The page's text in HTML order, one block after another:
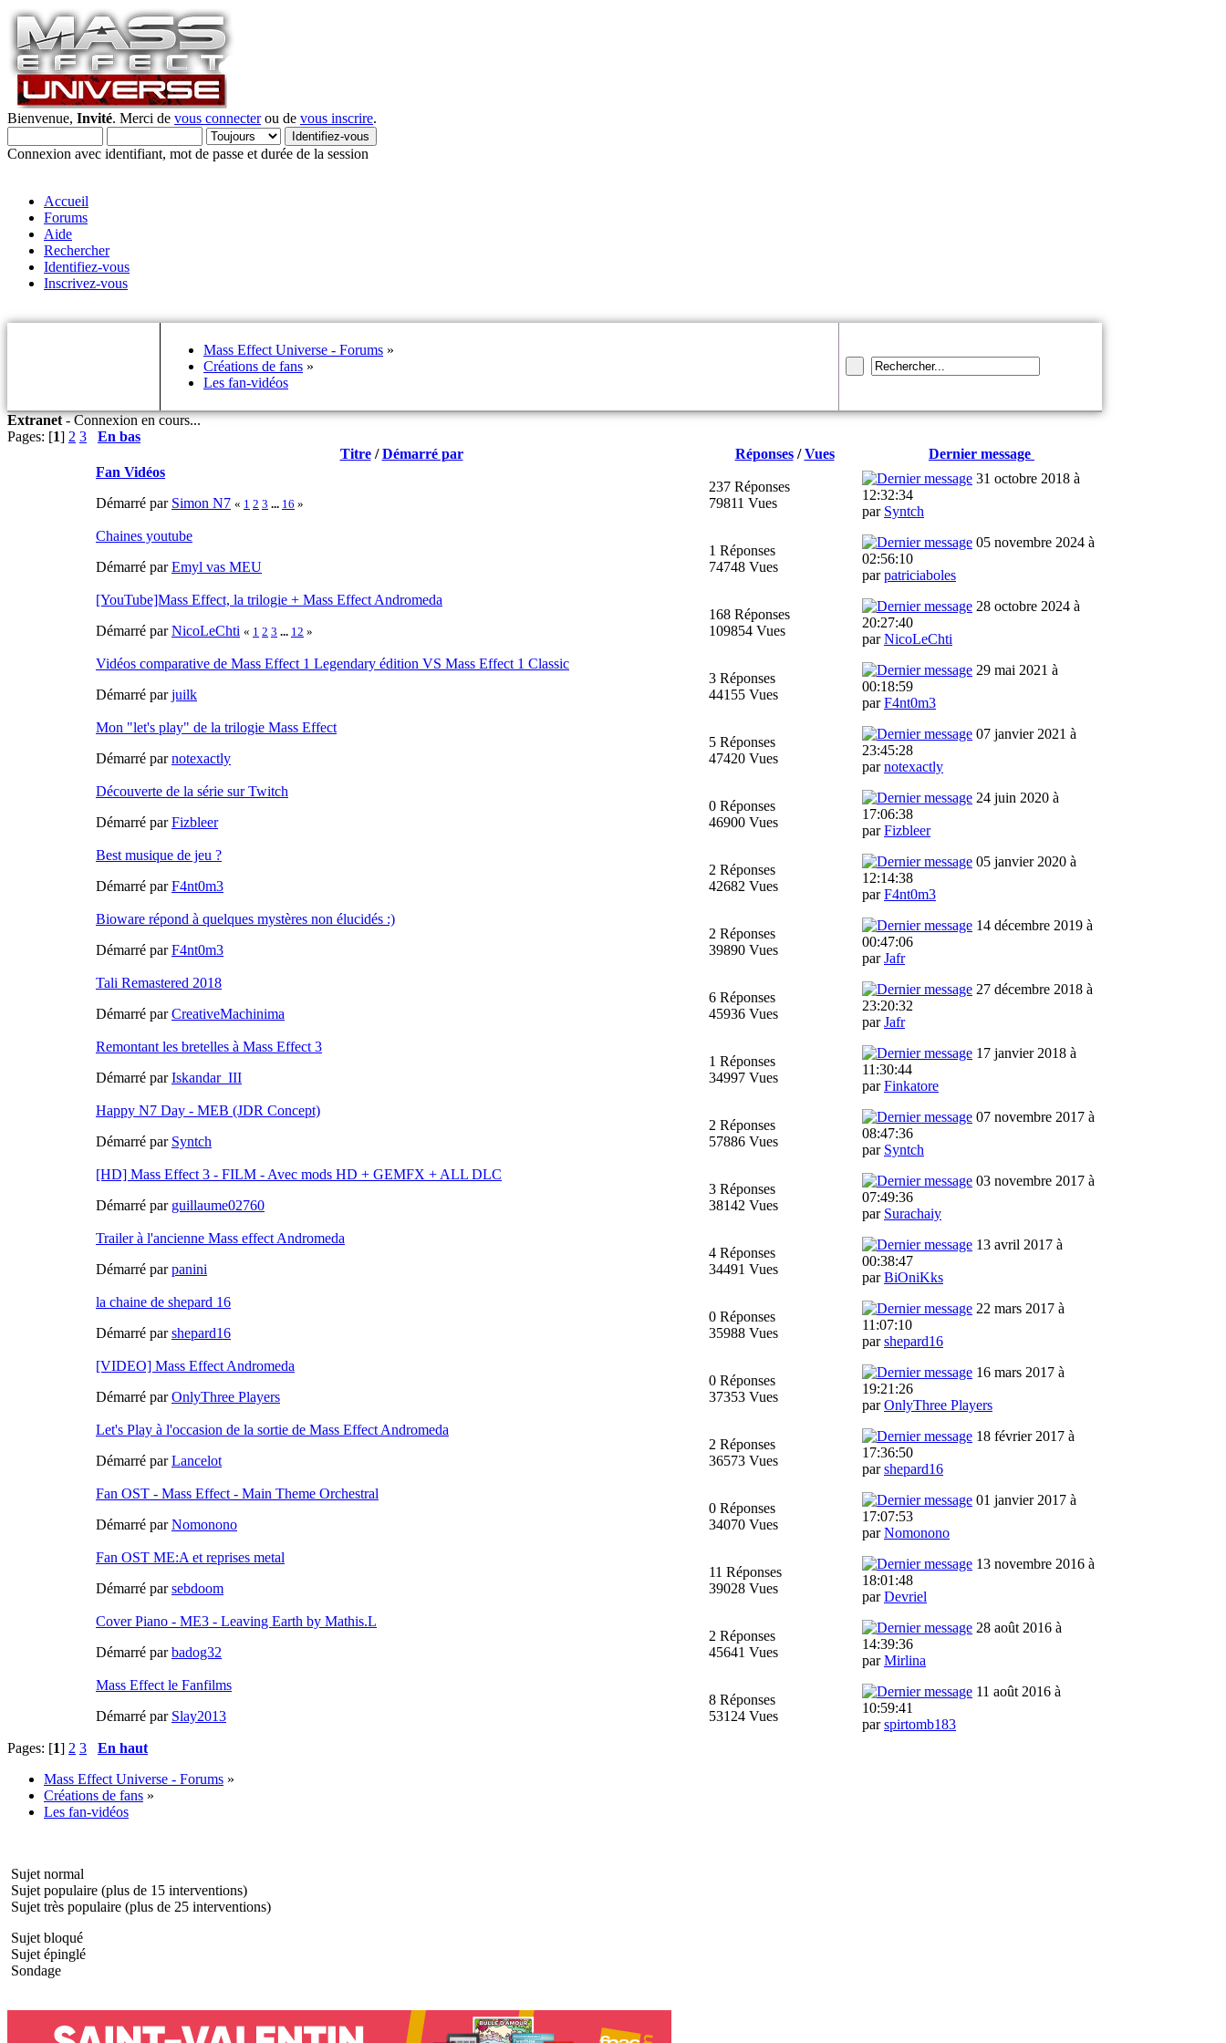
Bienvenue, Invité. Merci de vous connecterou de vous inscrire.
Connexion avec identifiant, mot de passe et durée de la session
Accueil
Forums
Aide
Rechercher
Identifiez-vous
Inscrivez-vous
Mass Effect Universe - Forums »
Créations de fans »
Les fan-vidéos
Extranet-Connexion en cours...
Pages: [1] 2 3
En bas
Titre/Démarré par Réponses/Vues
Dernier message
Fan Vidéos
Démarré par Simon N7 « 1 2 3 ... 16 »
237 Réponses
79811 Vues
31 octobre 2018 à
12:32:34
par Syntch
Chaines youtube
Démarré parEmyl vas MEU
1 Réponses
74748 Vues
05 novembre 2024 à
02:56:10
parpatriciaboles
[YouTube]Mass Effect, la trilogie + Mass Effect Andromeda
Démarré parNicoLeChti « 1 2 3 ... 12 »
168 Réponses
109854 Vues
28 octobre 2024 à
20:27:40
parNicoLeChti
Vidéos comparative de Mass Effect 1 Legendary édition VS Mass Effect 1 Classic
Démarré parjuilk
3 Réponses
44155 Vues
29 mai 2021 à
00:18:59
parF4nt0m3
Mon "let's play" de la trilogie Mass Effect
Démarré parnotexactly
5 Réponses
47420 Vues
07 janvier 2021 à
23:45:28
parnotexactly
Découverte de la série sur Twitch
Démarré parFizbleer
0 Réponses
46900 Vues
24 juin 2020 à
17:06:38
parFizbleer
Best musique de jeu ?
Démarré parF4nt0m3
2 Réponses
42682 Vues
05 janvier 2020 à
12:14:38
parF4nt0m3
Bioware répond à quelques mystères non élucidés :)
Démarré parF4nt0m3
2 Réponses
39890 Vues
14 décembre 2019 à
00:47:06
parJafr
Tali Remastered 2018
Démarré parCreativeMachinima
6 Réponses
45936 Vues
27 décembre 2018 à
23:20:32
parJafr
Remontant les bretelles à Mass Effect 3
Démarré parIskandar_III
1 Réponses
34997 Vues
17 janvier 2018 à
11:30:44
parFinkatore
Happy N7 Day - MEB (JDR Concept)
Démarré par Syntch
2 Réponses
57886 Vues
07 novembre 2017 à
08:47:36
par Syntch
[HD] Mass Effect 3 - FILM - Avec mods HD + GEMFX + ALL DLC
Démarré par guillaume02760
3 Réponses
38142 Vues
03 novembre 2017 à
07:49:36
par Surachaiy
Trailer à l'ancienne Mass effect Andromeda
Démarré parpanini
4 Réponses
34491 Vues
13 avril 2017 à
00:38:47
parBiOniKks
la chaine de shepard 16
Démarré parshepard16
0 Réponses
35988 Vues
22 mars 2017 à
11:07:10
parshepard16
[VIDEO] Mass Effect Andromeda
Démarré parOnlyThree Players
0 Réponses
37353 Vues
16 mars 2017 à
19:21:26
parOnlyThree Players
Let's Play à l'occasion de la sortie de Mass Effect Andromeda
Démarré parLancelot
2 Réponses
36573 Vues
18 février 2017 à
17:36:50
parshepard16
Fan OST - Mass Effect - Main Theme Orchestral
Démarré parNomonono
0 Réponses
34070 Vues
01 janvier 2017 à
17:07:53
parNomonono
Fan OST ME:A et reprises metal
Démarré parsebdoom
11 Réponses
39028 Vues
13 novembre 2016 à
18:01:48
parDevriel
Cover Piano - ME3 - Leaving Earth by Mathis.L
Démarré parbadog32
2 Réponses
45641 Vues
28 août 2016 à
14:39:36
parMirlina
Mass Effect le Fanfilms
Démarré par Slay2013
8 Réponses
53124 Vues
11 août 2016 à
10:59:41
parspirtomb183
Pages: [1] 2 3
En haut
Mass Effect Universe - Forums »
Créations de fans »
Les fan-vidéos
Sujet normal
Sujet populaire (plus de 15 interventions)
Sujet très populaire (plus de 25 interventions)
Sujet bloqué
Sujet épinglé
Sondage